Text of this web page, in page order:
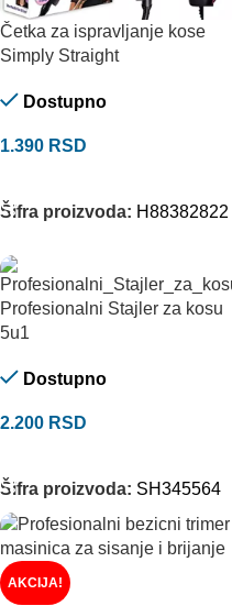
Četka za ispravljanje kose
Simply Straight
Dostupno
1.390 RSD
Šifra proizvoda: H88382822
Profesionalni Stajler za kosu
5u1
Dostupno
2.200 RSD
Šifra proizvoda: SH345564
AKCIJA!